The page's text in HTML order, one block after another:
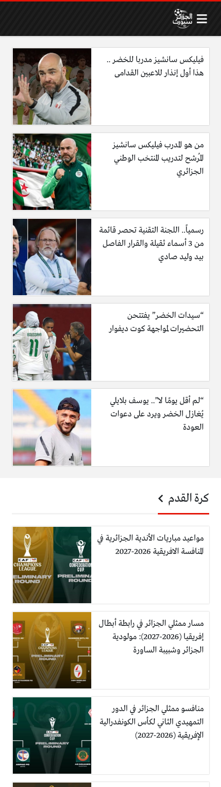
فيليكس سانشيز مدربا للخضر ..
هذا أول إنذار للاعبين القدامى
من هو المدرب فيليكس سانشيز
المُرشح لتدريب المنتخب الوطني
الجزائري
رسمياً.. اللجنة التقنية تحصر قائمة
من 3 أسماء ثقيلة والقرار الفاصل
بيد وليد صادي
“سيدات الخضر” يفتتحن
التحضيرات لمواجهة كوت ديفوار
“لم أقل يومًا لا”.. يوسف بلايلي
يُغازل الخضر ويرد على دعوات
العودة
كرة القدم
مواعيد مباريات الأندية الجزائرية في
المنافسة الافريقية 2026-2027
مسار ممثلي الجزائر في رابطة أبطال
إفريقيا (2026-2027): مولودية
الجزائر وشبيبة الساورة
منافسو ممثلي الجزائر في الدور
التمهيدي الثاني لكأس الكونفدرالية
الإفريقية (2026-2027)